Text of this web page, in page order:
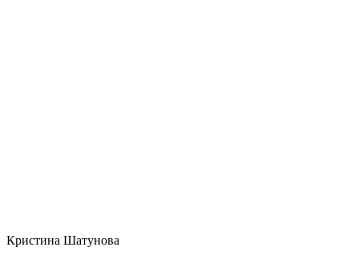
Кристина Шатунова